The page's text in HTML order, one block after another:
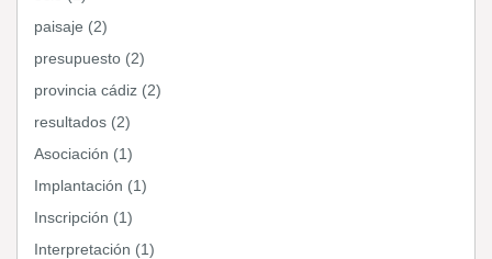
paisaje (2)
presupuesto (2)
provincia cádiz (2)
resultados (2)
Asociación (1)
Implantación (1)
Inscripción (1)
Interpretación (1)